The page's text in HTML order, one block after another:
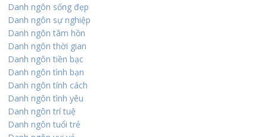
Danh ngôn sống đẹp
Danh ngôn sự nghiệp
Danh ngôn tâm hồn
Danh ngôn thời gian
Danh ngôn tiền bạc
Danh ngôn tình bạn
Danh ngôn tính cách
Danh ngôn tình yêu
Danh ngôn trí tuệ
Danh ngôn tuổi trẻ